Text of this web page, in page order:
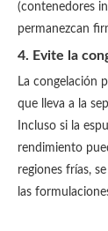
(contenedores
permanezcan
4. Evite la
La congelación
que lleva a la
Incluso si la
rendimiento
regiones frías,
las